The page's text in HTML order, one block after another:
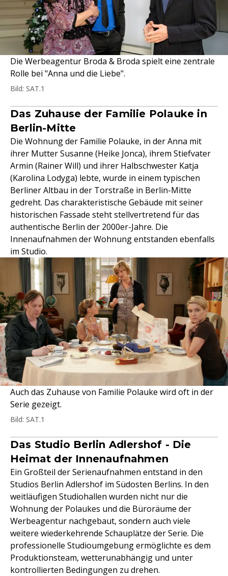
Die Werbeagentur Broda & Broda spielt eine zentrale
Rolle bei "Anna und die Liebe".
Bild: SAT.1
Das Zuhause der Familie Polauke in
Berlin-Mitte
Die Wohnung der Familie Polauke, in der Anna mit
ihrer Mutter Susanne (Heike Jonca), ihrem Stiefvater
Armin (Rainer Will) und ihrer Halbschwester Katja
(Karolina Lodyga) lebte, wurde in einem typischen
Berliner Altbau in der Torstraße in Berlin-Mitte
gedreht. Das charakteristische Gebäude mit seiner
historischen Fassade steht stellvertretend für das
authentische Berlin der 2000er-Jahre. Die
Innenaufnahmen der Wohnung entstanden ebenfalls
im Studio.
Auch das Zuhause von Familie Polauke wird oft in der
Serie gezeigt.
Bild: SAT.1
Das Studio Berlin Adlershof - Die
Heimat der Innenaufnahmen
Ein Großteil der Serienaufnahmen entstand in den
Studios Berlin Adlershof im Südosten Berlins. In den
weitläufigen Studiohallen wurden nicht nur die
Wohnung der Polaukes und die Büroräume der
Werbeagentur nachgebaut, sondern auch viele
weitere wiederkehrende Schauplätze der Serie. Die
professionelle Studioumgebung ermöglichte es dem
Produktionsteam, wetterunabhängig und unter
kontrollierten Bedingungen zu drehen.